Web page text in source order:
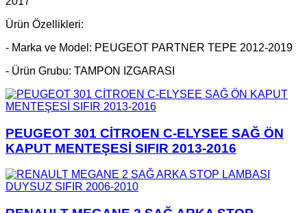
Ürün Özellikleri:
- Marka ve Model: PEUGEOT PARTNER TEPE 2012-2019
- Ürün Grubu: TAMPON IZGARASI
PEUGEOT 301 CİTROEN C-ELYSEE SAĞ ÖN
KAPUT MENTEŞESİ SIFIR 2013-2016